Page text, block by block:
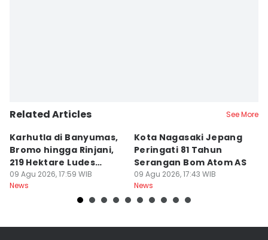
Related Articles See More
Karhutla di Banyumas,
Bromo hingga Rinjani,
219 Hektare Ludes
Terbakar
09 Agu 2026, 17:59 WIB
News
Kota Nagasaki Jepang
Peringati 81 Tahun
Serangan Bom Atom AS
09 Agu 2026, 17:43 WIB
News